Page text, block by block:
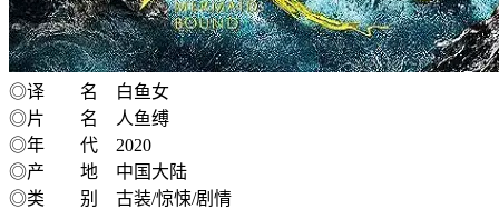
◎译 名 白鱼女
◎片 名 人鱼缚
◎年 代 2020
◎产 地 中国大陆
◎类 别 古装/惊悚/剧情